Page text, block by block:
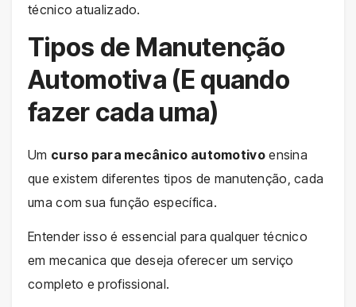
técnico atualizado.
Tipos de Manutenção
Automotiva (E quando
fazer cada uma)
Um curso para mecânico automotivoensina
que existem diferentes tipos de manutenção, cada
uma com sua função específica.
Entender isso é essencial para qualquer técnico
em mecanica que deseja oferecer um serviço
completo e profissional.